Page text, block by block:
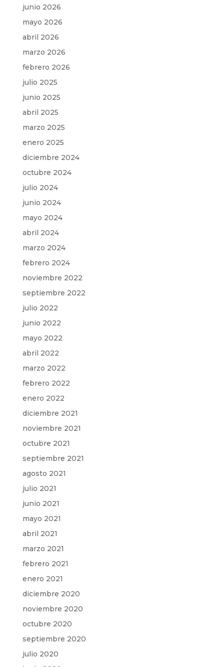
junio 2026
mayo 2026
abril 2026
marzo 2026
febrero 2026
julio 2025
junio 2025
abril 2025
marzo 2025
enero 2025
diciembre 2024
octubre 2024
julio 2024
junio 2024
mayo 2024
abril 2024
marzo 2024
febrero 2024
noviembre 2022
septiembre 2022
julio 2022
junio 2022
mayo 2022
abril 2022
marzo 2022
febrero 2022
enero 2022
diciembre 2021
noviembre 2021
octubre 2021
septiembre 2021
agosto 2021
julio 2021
junio 2021
mayo 2021
abril 2021
marzo 2021
febrero 2021
enero 2021
diciembre 2020
noviembre 2020
octubre 2020
septiembre 2020
julio 2020